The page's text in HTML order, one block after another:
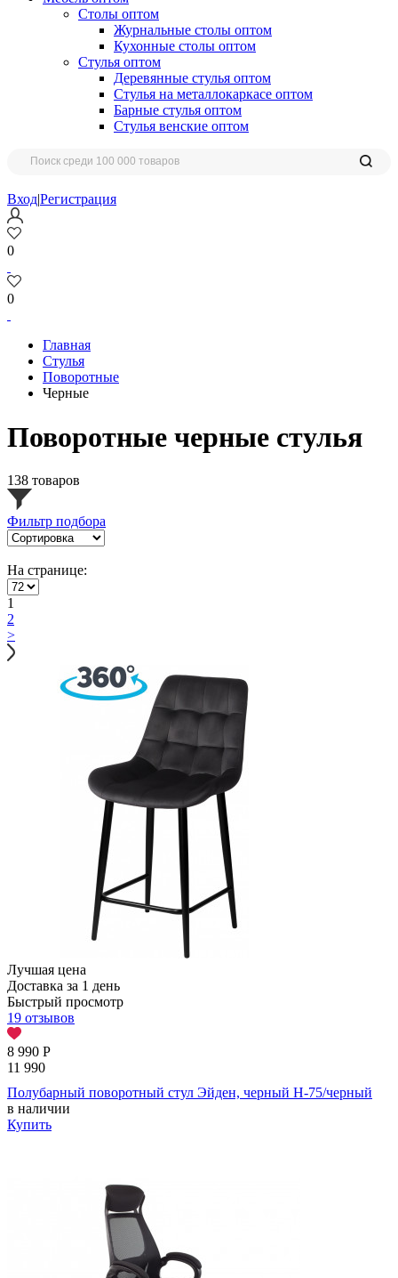
Столы оптом
Журнальные столы оптом
Кухонные столы оптом
Стулья оптом
Деревянные стулья оптом
Стулья на металлокаркасе оптом
Барные стулья оптом
Стулья венские оптом
Вход|Регистрация
0
0
Главная
Стулья
Поворотные
Черные
Поворотные черные стулья
138 товаров
Фильтр подбора
На странице:
1
2
>
Лучшая цена
Доставка за 1 день
Быстрый просмотр
19 отзывов
8 990 Р
11 990
Полубарный поворотный стул Эйден, черный H-75/черный
в наличии
Купить